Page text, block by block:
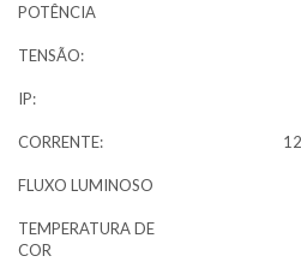
POTÊNCIA
TENSÃO:
IP:
CORRENTE:
FLUXO LUMINOSO
TEMPERATURA DE
COR